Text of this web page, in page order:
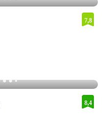
7,8
8,4